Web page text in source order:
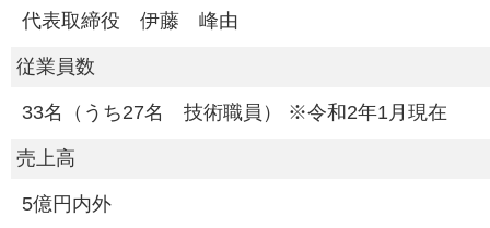
代表取締役 伊藤 峰由
従業員数
33名（うち27名 技術職員） ※令和2年1月現在
売上高
5億円内外